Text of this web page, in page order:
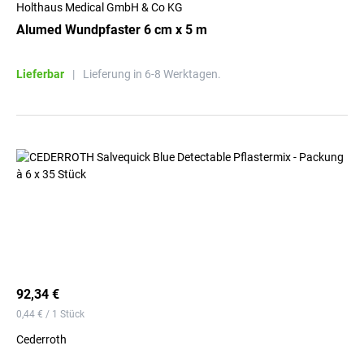
Holthaus Medical GmbH & Co KG
Alumed Wundpfaster 6 cm x 5 m
Lieferbar | Lieferung in 6-8 Werktagen.
92,34 €
0,44 € / 1 Stück
Cederroth